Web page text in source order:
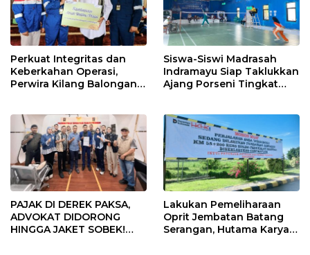
Perkuat Integritas dan
Keberkahan Operasi,
Perwira Kilang Balongan
Siswa-Siswi Madrasah
Indramayu Siap Taklukkan
Ajang Porseni Tingkat
PAJAK DI DEREK PAKSA,
ADVOKAT DIDORONG
HINGGA JAKET SOBEK!
Lakukan Pemeliharaan
Oprit Jembatan Batang
Serangan, Hutama Karya